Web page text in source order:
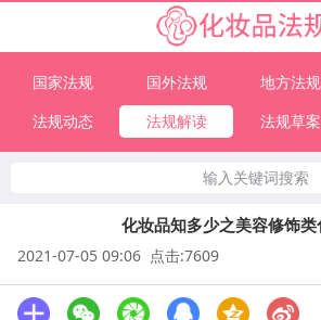
国家法规 国外法规 地方法规
法规动态
法规解读 法规草案
输入关键词搜索
化妆品知多少之美容修饰类
2021-07-05 09:06 点击:7609